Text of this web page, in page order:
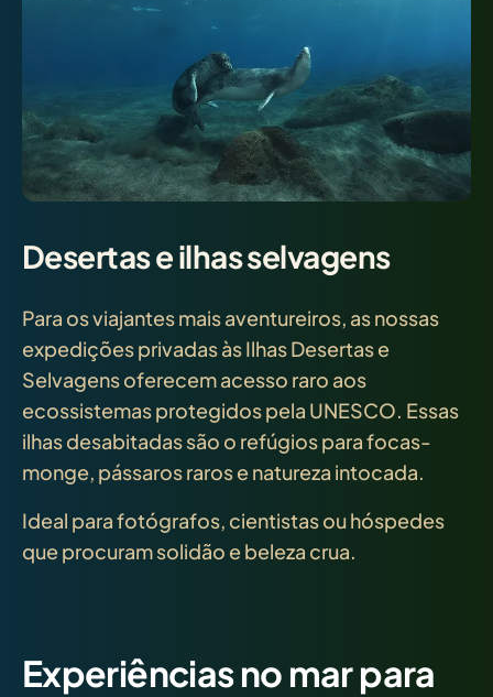
Desertas e ilhas selvagens
Para os viajantes mais aventureiros, as nossas
expedições privadas às Ilhas Desertas e
Selvagens oferecem acesso raro aos
ecossistemas protegidos pela UNESCO. Essas
ilhas desabitadas são o refúgios para focas-
monge, pássaros raros e natureza intocada.
Ideal para fotógrafos, cientistas ou hóspedes
que procuram solidão e beleza crua.
Experiências no mar para